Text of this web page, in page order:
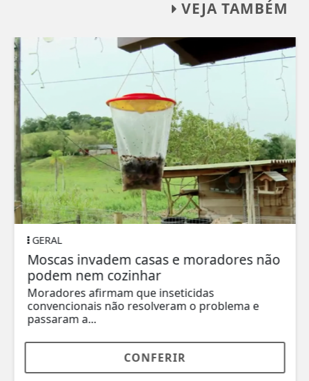
VEJA TAMBÉM
GERAL
Moscas invadem casas e moradores não
podem nem cozinhar
Moradores afirmam que inseticidas
convencionais não resolveram o problema e
passaram a...
CONFERIR